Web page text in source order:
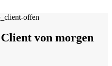
von morgen